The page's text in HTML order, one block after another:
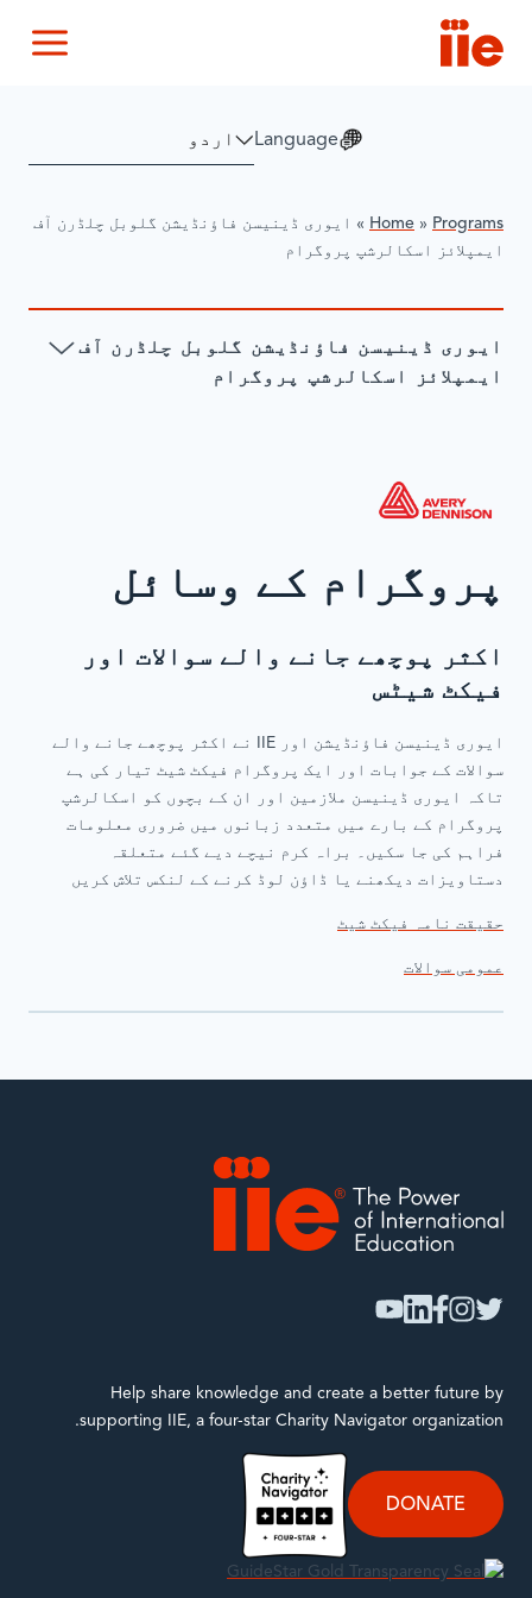
IIE
Language
Home » Programs
» ایوری ڈینیسن فاؤنڈیشن گلوبل چلڈرن آف
ایمپلائز اسکالرشپ پروگرام
ایوری ڈینیسن فاؤنڈیشن گلوبل چلڈرن آف
ایمپلائز اسکالرشپ پروگرام
پروگرام کے وسائل
اکثر پوچھے جانے والے سوالات اور
فیکٹ شیٹس
ایوری ڈینیسن فاؤنڈیشن اور IIE نے اکثر پوچھے جانے والے
سوالات کے جوابات اور ایک پروگرام فیکٹ شیٹ تیار کی ہے
تاکہ ایوری ڈینیسن ملازمین اور ان کے بچوں کو اسکالرشپ
پروگرام کے بارے میں متعدد زبانوں میں ضروری معلومات
فراہم کی جا سکیں۔ براہ کرم نیچے دیے گئے متعلقہ
دستاویزات دیکھنے یا ڈاؤن لوڈ کرنے کے لنکس تلاش کریں
حقیقت نامہ فیکٹ شیٹ
عمومی سوالات
Help share knowledge and create a better future by
supporting IIE, a four-star Charity Navigator organization.
DONATE